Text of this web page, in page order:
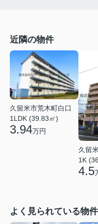
近隣の物件
久留米市荒木町白口
1LDK (39.83㎡)
3.94万円
久留
1K
4.5
よく見られている物件